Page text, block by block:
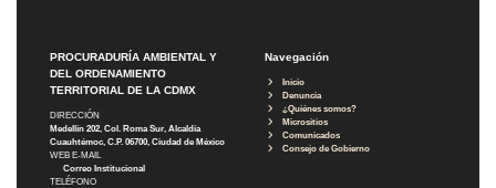
PROCURADURÍA AMBIENTAL Y
DEL ORDENAMIENTO
TERRITORIAL DE LA CDMX
DIRECCIÓN
Medellín 202, Col. Roma Sur, Alcaldía
Cuauhtémoc, C.P. 06700, Ciudad de México
WEB E-MAIL
Correo Institucional
TELÉFONO
Navegación
Inicio
Denuncia
¿Quiénes somos?
Micrositios
Comunicados
Consejo de Gobierno